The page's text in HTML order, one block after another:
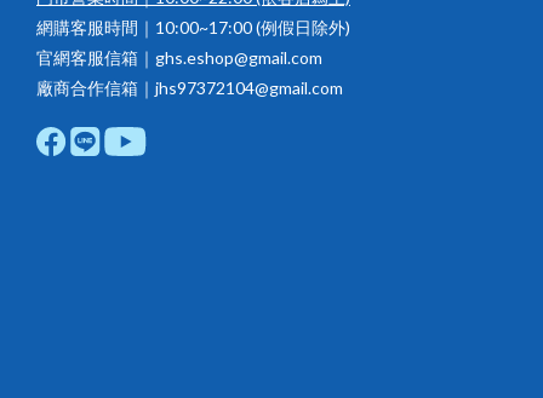
網購客服時間｜10:00~17:00 (例假日除外)
官網客服信箱｜ghs.eshop@gmail.com
廠商合作信箱｜jhs97372104@gmail.com